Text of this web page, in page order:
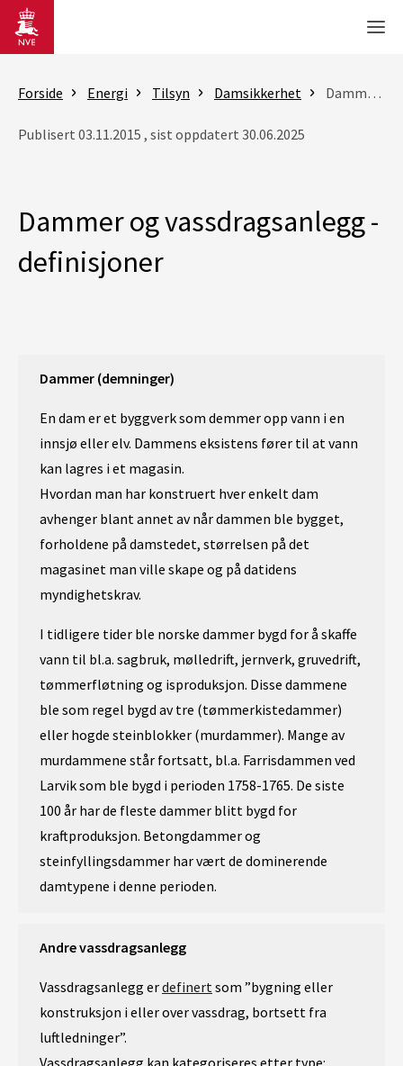
Gå til hovedinnhold
Forside Energi Tilsyn Damsikkerhet Dammer og vassdragsanlegg - definisjoner
Publisert 03.11.2015 , sist oppdatert 30.06.2025
Dammer og vassdragsanlegg -
definisjoner
Dammer (demninger)
En dam er et byggverk som demmer opp vann i en
innsjø eller elv. Dammens eksistens fører til at vann
kan lagres i et magasin.
Hvordan man har konstruert hver enkelt dam
avhenger blant annet av når dammen ble bygget,
forholdene på damstedet, størrelsen på det
magasinet man ville skape og på datidens
myndighetskrav.
I tidligere tider ble norske dammer bygd for å skaffe
vann til bl.a. sagbruk, mølledrift, jernverk, gruvedrift,
tømmerfløtning og isproduksjon. Disse dammene
ble som regel bygd av tre (tømmerkistedammer)
eller hogde steinblokker (murdammer). Mange av
murdammene står fortsatt, bl.a. Farrisdammen ved
Larvik som ble bygd i perioden 1758-1765. De siste
100 år har de fleste dammer blitt bygd for
kraftproduksjon. Betongdammer og
steinfyllingsdammer har vært de dominerende
damtypene i denne perioden.
Andre vassdragsanlegg
Vassdragsanlegg erdefinertsom ”bygning eller
konstruksjon i eller over vassdrag, bortsett fra
luftledninger”.
Vassdragsanlegg kan kategoriseres etter type: